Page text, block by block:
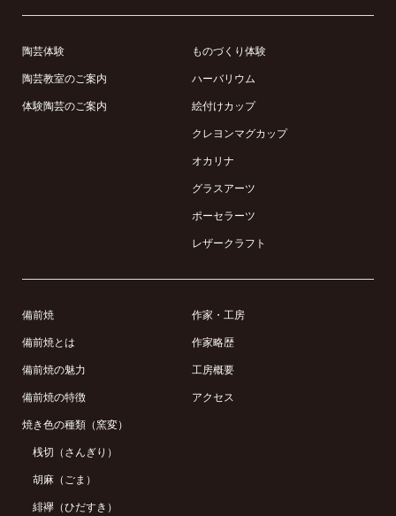
陶芸体験
陶芸教室のご案内
体験陶芸のご案内
ものづくり体験
ハーバリウム
絵付けカップ
クレヨンマグカップ
オカリナ
グラスアーツ
ポーセラーツ
レザークラフト
備前焼
備前焼とは
備前焼の魅力
備前焼の特徴
焼き色の種類（窯変）
桟切（さんぎり）
胡麻（ごま）
緋襷（ひだすき）
作家・工房
作家略歴
工房概要
アクセス